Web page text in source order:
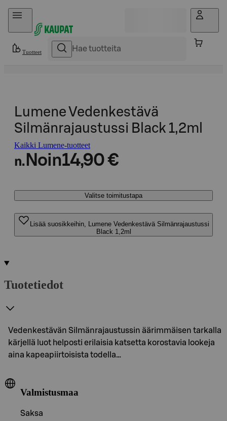
Hyppää sisältöön
Tuotteet
Lumene Vedenkestävä
Silmänrajaustussi Black 1,2ml
Kaikki Lumene-tuotteet
n. Noin14,90 €
Valitse toimitustapa
Lisää suosikkeihin, Lumene Vedenkestävä Silmänrajaustussi
Black 1,2ml
Tuotetiedot
Vedenkestävän Silmänrajaustussin äärimmäisen tarkalla
kärjellä luot helposti erilaisia katsetta korostavia lookeja
aina kapeapiirtoisista todella…
Valmistusmaa
Saksa